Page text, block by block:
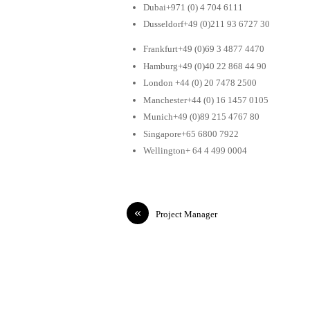
Dubai+971 (0) 4 704 6111
Dusseldorf+49 (0)211 93 6727 30
Frankfurt+49 (0)69 3 4877 4470
Hamburg+49 (0)40 22 868 44 90
London +44 (0) 20 7478 2500
Manchester+44 (0) 16 1457 0105
Munich+49 (0)89 215 4767 80
Singapore+65 6800 7922
Wellington+ 64 4 499 0004
« Project Manager